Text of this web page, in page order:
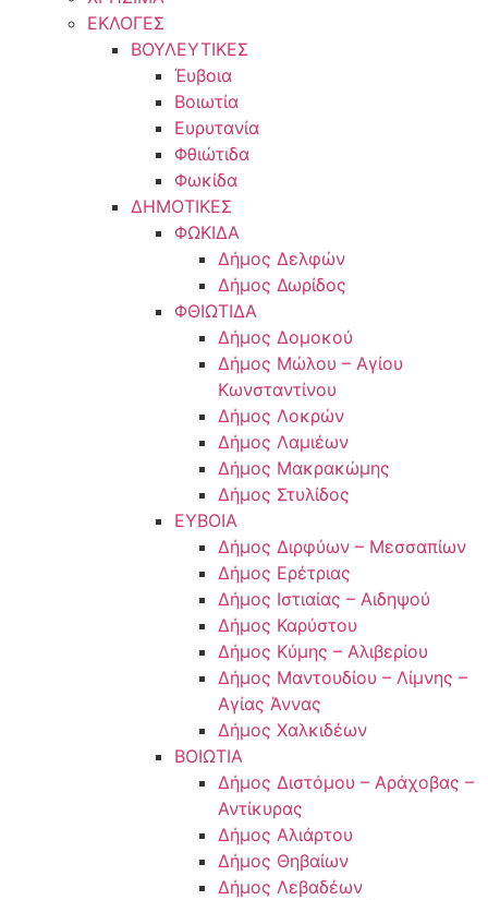
ΕΚΛΟΓΕΣ
ΒΟΥΛΕΥΤΙΚΕΣ
Έυβοια
Βοιωτία
Ευρυτανία
Φθιώτιδα
Φωκίδα
ΔΗΜΟΤΙΚΕΣ
ΦΩΚΙΔΑ
Δήμος Δελφών
Δήμος Δωρίδος
ΦΘΙΩΤΙΔΑ
Δήμος Δομοκού
Δήμος Μώλου – Αγίου
Κωνσταντίνου
Δήμος Λοκρών
Δήμος Λαμιέων
Δήμος Μακρακώμης
Δήμος Στυλίδος
ΕΥΒΟΙΑ
Δήμος Διρφύων – Μεσσαπίων
Δήμος Ερέτριας
Δήμος Ιστιαίας – Αιδηψού
Δήμος Καρύστου
Δήμος Κύμης – Αλιβερίου
Δήμος Μαντουδίου – Λίμνης –
Αγίας Άννας
Δήμος Χαλκιδέων
ΒΟΙΩΤΙΑ
Δήμος Διστόμου – Αράχοβας –
Αντίκυρας
Δήμος Αλιάρτου
Δήμος Θηβαίων
Δήμος Λεβαδέων